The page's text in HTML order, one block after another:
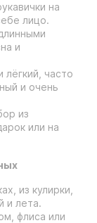
на
лицо.
и
часто
и очень
из
или на
из кулирки,
и лета.
флиса или